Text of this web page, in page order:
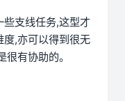
支线任务,这型才
,亦可以得到很无
有协助的。